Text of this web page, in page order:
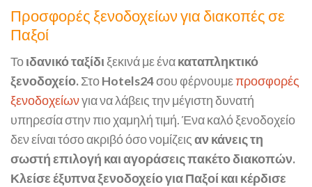
Προσφορές ξενοδοχείων για διακοπές σε
Παξοί
Τοιδανικό ταξίδιξεκινά με ένακαταπληκτικό
ξενοδοχείο.ΣτοHotels24σου φέρνουμεπροσφορές
ξενοδοχείωνγια να λάβεις την μέγιστη δυνατή
υπηρεσία στην πιο χαμηλή τιμή. Ένα καλό ξενοδοχείο
δεν είναι τόσο ακριβό όσο νομίζειςαν κάνεις τη
σωστή επιλογή και αγοράσεις πακέτο διακοπών.
Κλείσε έξυπνα ξενοδοχείο για Παξοί και κέρδισε